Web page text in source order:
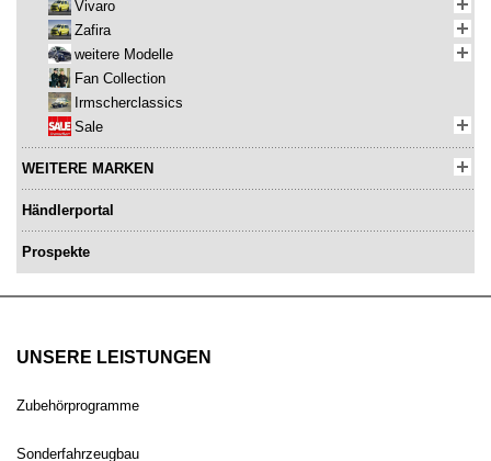
Vivaro
Zafira
weitere Modelle
Fan Collection
Irmscherclassics
Sale
WEITERE MARKEN
Händlerportal
Prospekte
UNSERE LEISTUNGEN
Zubehörprogramme
Sonderfahrzeugbau